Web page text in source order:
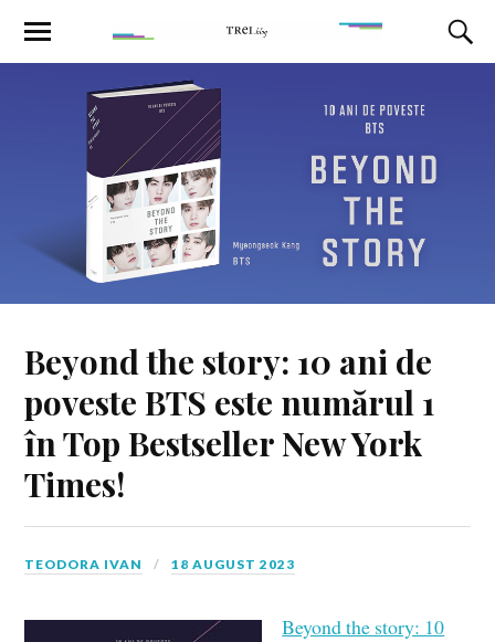
Beyond the story: 10 ani de
poveste BTS este numărul 1
în Top Bestseller New York
Times!
TEODORA IVAN 18 AUGUST 2023
Beyond the story: 10